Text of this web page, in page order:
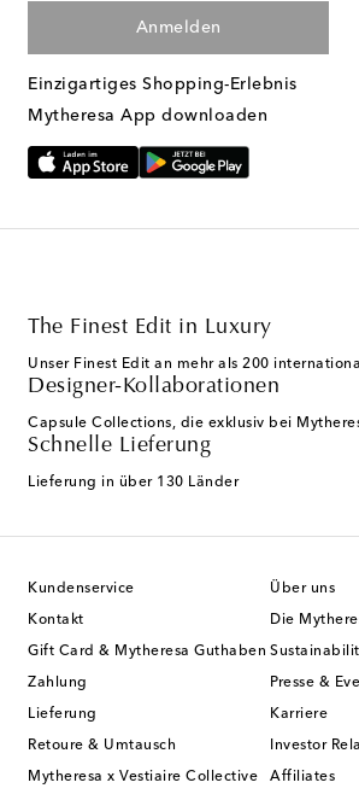
Anmelden
Einzigartiges Shopping-Erlebnis
Mytheresa App downloaden
The Finest Edit in Luxury
Unser Finest Edit an mehr als 200
Designer-Kollaborationen
Capsule Collections, die exklusiv bei
Schnelle Lieferung
Lieferung in über 130 Länder
Kundenservice
Kontakt
Gift Card & Mytheresa Guthaben
Zahlung
Lieferung
Retoure & Umtausch
Mytheresa x Vestiaire Collective
Über uns
Die
Presse &
Karriere
Investor
Affiliates